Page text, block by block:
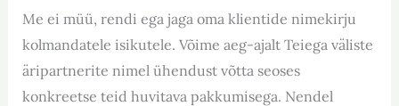
Me ei müü, rendi ega jaga oma klientide nimekirju
kolmandatele isikutele. Võime aeg-ajalt Teiega väliste
äripartnerite nimel ühendust võtta seoses
konkreetse teid huvitava pakkumisega. Nendel